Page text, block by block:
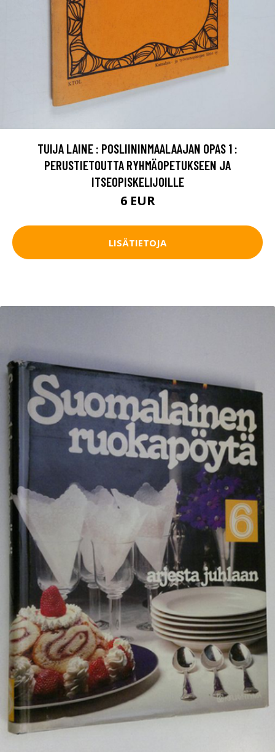
TUIJA LAINE : POSLIININMAALAAJAN OPAS 1 :
PERUSTIETOUTTA RYHMÄOPETUKSEEN JA
ITSEOPISKELIJOILLE
6 EUR
LISÄTIETOJA